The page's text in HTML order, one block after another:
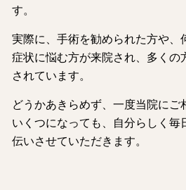
す。
実際に、手術を勧められた方や、
症状に悩む方が来院され、多くの
されています。
どうかあきらめず、一度当院にご
いくつになっても、自分らしく毎
伝いさせていただきます。